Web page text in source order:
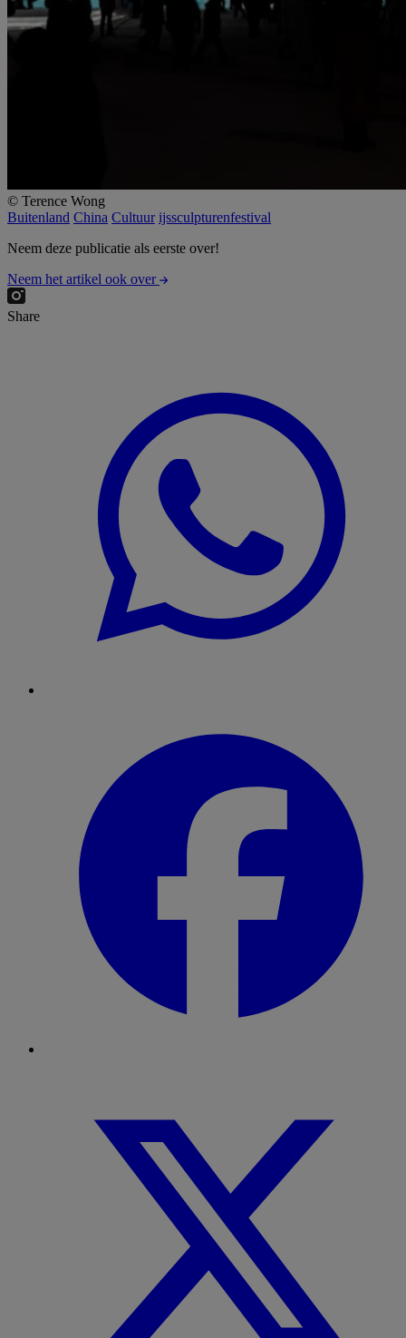
© Terence Wong
Buitenland China Cultuur ijssculpturenfestival
Neem deze publicatie als eerste over!
Neem het artikel ook over
Share